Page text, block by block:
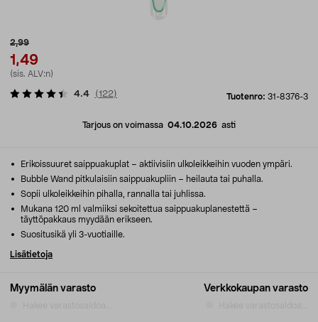
2,99
1,49
(sis. ALV:n)
Tuotenro: 31-8376-3
4.4 (122)
Tarjous on voimassa 04.10.2026 asti
Myymälän varasto Verkkokaupan varasto
Erikoissuuret saippuakuplat – aktiivisiin ulkoleikkeihin vuoden ympäri.
Bubble Wand pitkulaisiin saippuakupliin – heilauta tai puhalla.
Sopii ulkoleikkeihin pihalla, rannalla tai juhlissa.
Mukana 120 ml valmiiksi sekoitettua saippuakuplanestettä –
täyttöpakkaus myydään erikseen.
Suositusikä yli 3-vuotiaille.
Lisätietoja